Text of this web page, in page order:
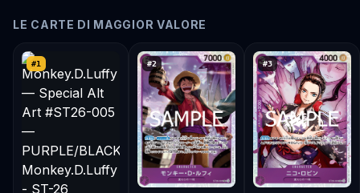
LE CARTE DI MAGGIOR VALORE
#1 #2 #3